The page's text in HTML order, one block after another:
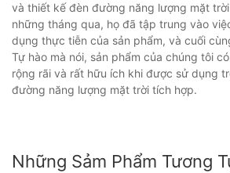
và thiết kế đèn đường năng lượng mặt
những tháng qua, họ đã tập trung vào
dụng thực tiễn của sản phẩm, và cuối
Tự hào mà nói, sản phẩm của chúng tôi
rộng rãi và rất hữu ích khi được sử dụng
đường năng lượng mặt trời tích hợp.
Những Sảm Phẩm Tương